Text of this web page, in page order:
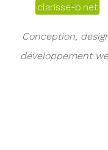
clarisse-b.net
Conception,
développement